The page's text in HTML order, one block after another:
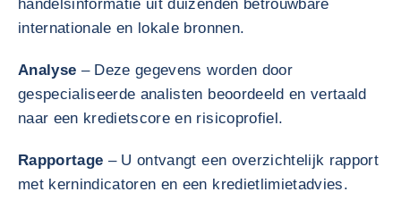
handelsinformatie uit duizenden betrouwbare
internationale en lokale bronnen.
Analyse – Deze gegevens worden door
gespecialiseerde analisten beoordeeld en vertaald
naar een kredietscore en risicoprofiel.
Rapportage – U ontvangt een overzichtelijk rapport
met kernindicatoren en een kredietlimietadvies.